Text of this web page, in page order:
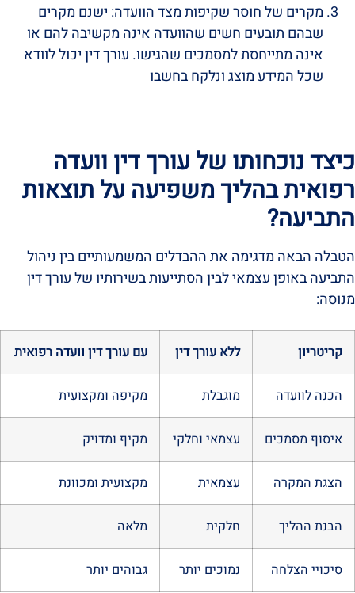
מקרים של חוסר שקיפות מצד הוועדה: ישנם מקרים
שבהם תובעים חשים שהוועדה אינה מקשיבה להם או
אינה מתייחסת למסמכים שהגישו. עורך דין יכול לוודא
שכל המידע מוצג ונלקח בחשבו
כיצד נוכחותו של עורך דין וועדה
רפואית בהליך משפיעה על תוצאות
התביעה?
הטבלה הבאה מדגימה את ההבדלים המשמעותיים בין ניהול
התביעה באופן עצמאי לבין הסתייעות בשירותיו של עורך דין
מנוסה:
קריטריון ללא עורך דין עם עורך דין וועדה רפואית
הכנה לוועדה מוגבלת מקיפה ומקצועית
איסוף מסמכים עצמאי וחלקי מקיף ומדויק
הצגת המקרה עצמאית מקצועית ומכוונת
הבנת ההליך חלקית מלאה
סיכויי הצלחה נמוכים יותר גבוהים יותר